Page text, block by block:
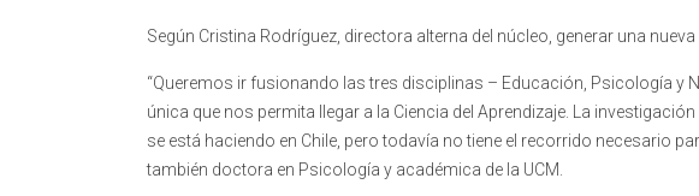
Según Cristina Rodríguez, directora alterna del núcleo, generar una
“Queremos ir fusionando las tres disciplinas – Educación, Psicología y
única que nos permita llegar a la Ciencia del Aprendizaje. La
se está haciendo en Chile, pero todavía no tiene el recorrido necesario
también doctora en Psicología y académica de la UCM.